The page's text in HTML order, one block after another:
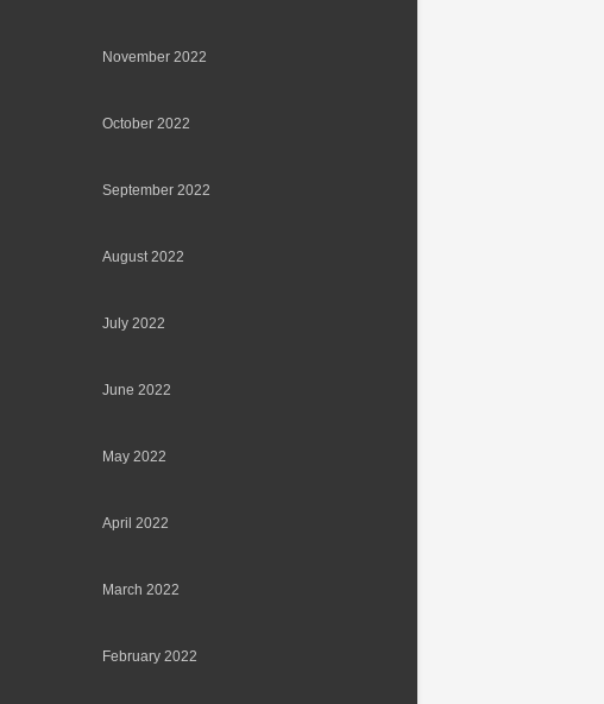
November 2022
October 2022
September 2022
August 2022
July 2022
June 2022
May 2022
April 2022
March 2022
February 2022